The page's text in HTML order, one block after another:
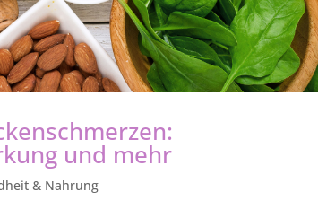
und mehr
& Nahrung